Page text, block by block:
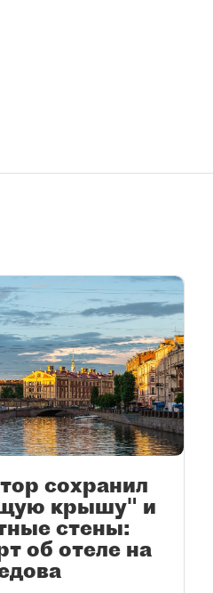
сохранил
крышу" и
стены:
об отеле на